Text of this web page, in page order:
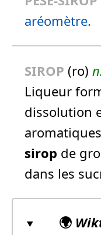
aréomètre.
SIROP (ro)
Liqueur
dissolution
sirop de
dans les
🌍